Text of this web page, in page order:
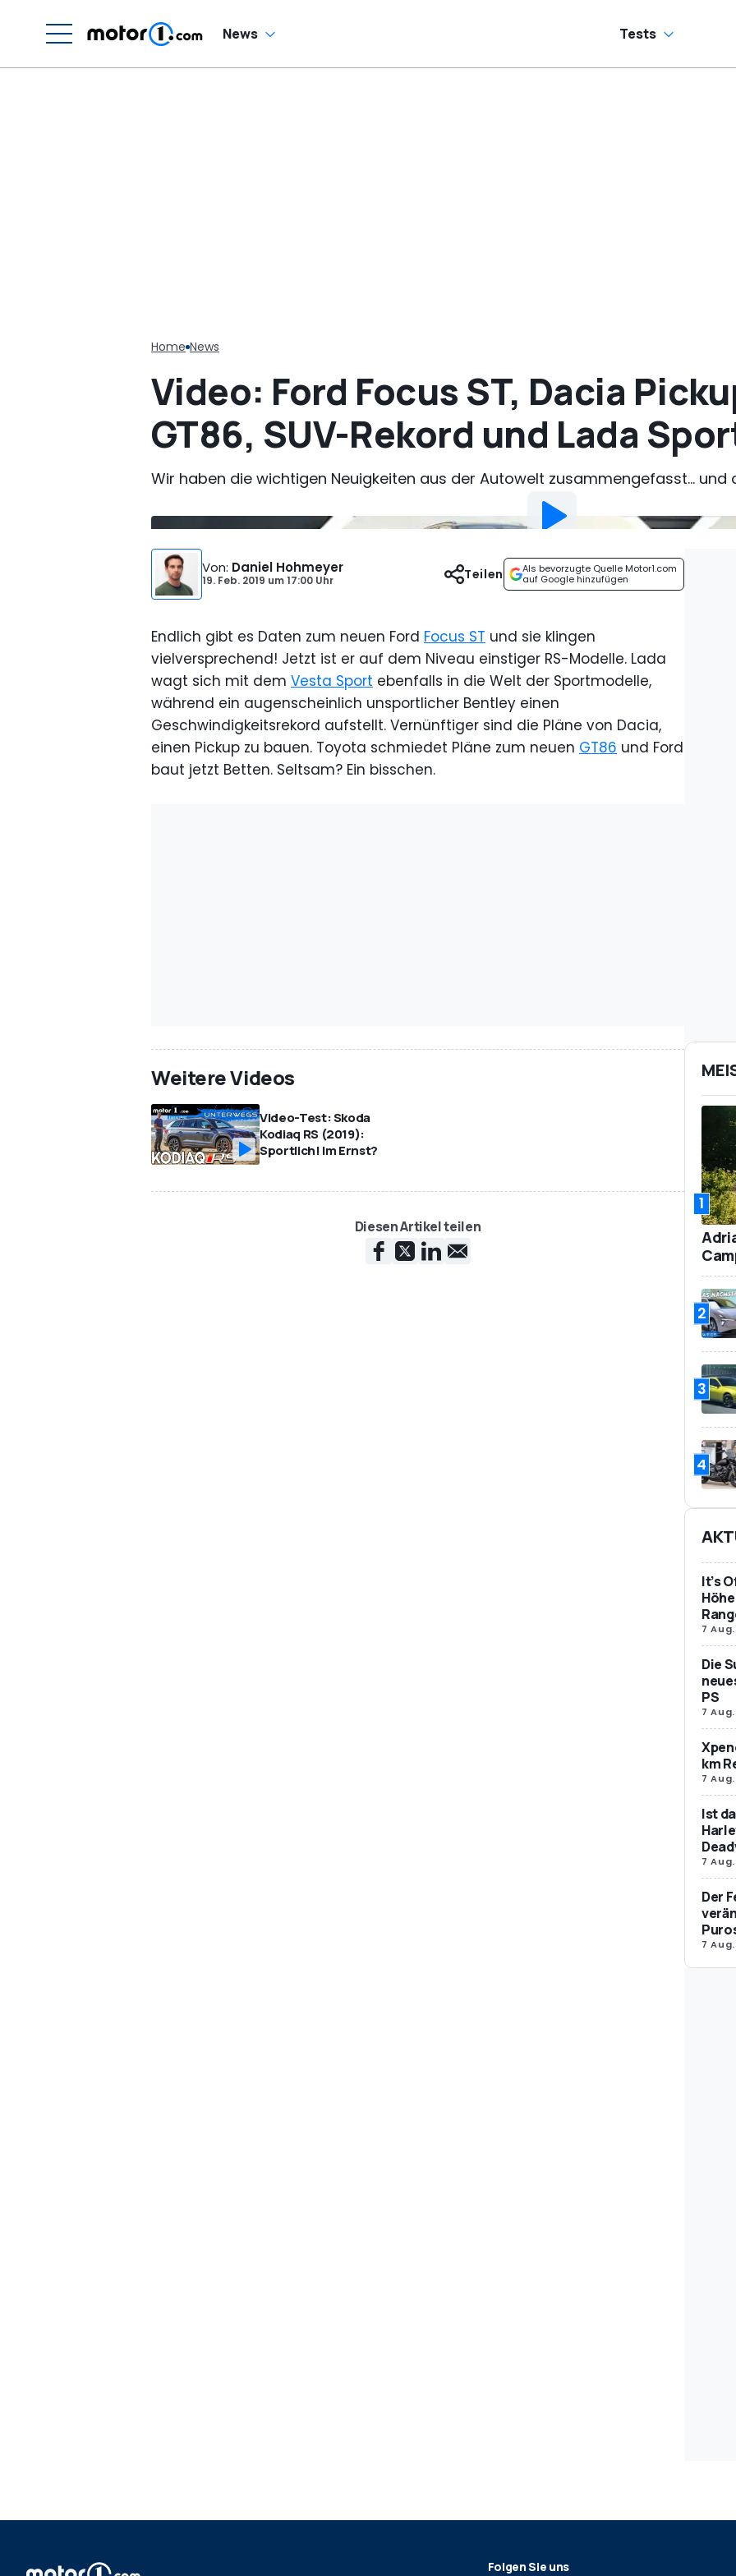
News Tests
Home News
Video: Ford Focus ST, Dacia
GT86, SUV-Rekord und Lada
Wir haben die wichtigen Neuigkeiten aus der Autowelt zusammengefasst... und
Von: Daniel Hohmeyer
19. Feb. 2019 um17:00 Uhr
Als bevorzugte Quelle Motor1.com
auf Google hinzufügen
Teilen
Endlich gibt es Daten zum neuen Ford Focus ST und sie klingen
vielversprechend! Jetzt ist er auf dem Niveau einstiger RS-Modelle. Lada
wagt sich mit dem Vesta Sport ebenfalls in die Welt der Sportmodelle,
während ein augenscheinlich unsportlicher Bentley einen
Geschwindigkeitsrekord aufstellt. Vernünftiger sind die Pläne von Dacia,
einen Pickup zu bauen. Toyota schmiedet Pläne zum neuen GT86 und Ford
baut jetzt Betten. Seltsam? Ein bisschen.
Weitere Videos
Video-Test: Skoda
Kodiaq RS (2019):
Sportlich! Im Ernst?
Diesen Artikel teilen
1
2
3
4
It’s
7 Aug.
Die
PS
7 Aug.
km
7 Aug.
Ist
7 Aug.
Der
7 Aug.
Folgen Sie uns